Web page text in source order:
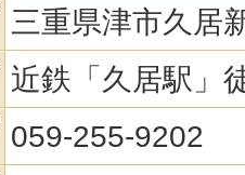
三重県津市久居
近鉄「久居駅」
059-255-9202